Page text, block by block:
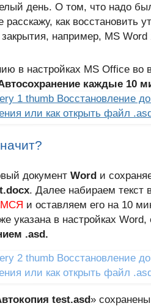
день. О том, что надо
расскажу, как восстановить
закрытия, например, MS Word
в настройках MS Office во
каждые 10
документ Word и
. Далее набираем текст
и оставляем его на 10
указана в настройках
.asd.
test.asd»